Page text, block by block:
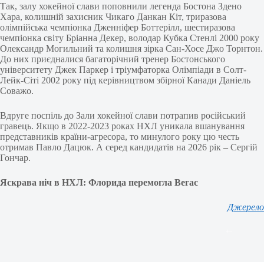
Так, залу хокейної слави поповнили легенда Бостона Здено
Хара, колишній захисник Чикаго Данкан Кіт, триразова
олімпійська чемпіонка Дженніфер Боттерілл, шестиразова
чемпіонка світу Бріанна Декер, володар Кубка Стенлі 2000 року
Олександр Могильний та колишня зірка Сан-Хосе Джо Торнтон.
До них приєдналися багаторічний тренер Бостонського
університету Джек Паркер і тріумфаторка Олімпіади в Солт-
Лейк-Сіті 2002 року під керівництвом збірної Канади Даніель
Соважо.
Вдруге поспіль до Зали хокейної слави потрапив російський
гравець. Якщо в 2022-2023 роках НХЛ уникала вшанування
представників країни-агресора, то минулого року цю честь
отримав Павло Дацюк. А серед кандидатів на 2026 рік – Сергій
Гончар.
Яскрава ніч в НХЛ: Флорида перемогла Вегас
Джерело